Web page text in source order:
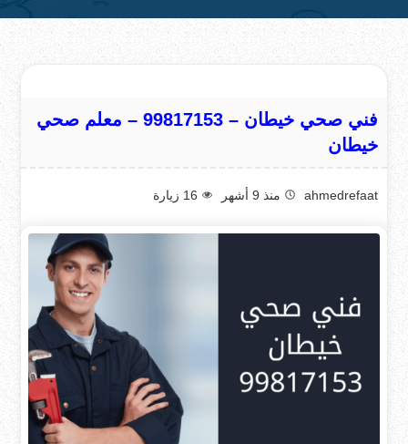
فني صحي خيطان – 99817153 – معلم صحي
خيطان
ahmedrefaat منذ 9 أشهر 16 زيارة